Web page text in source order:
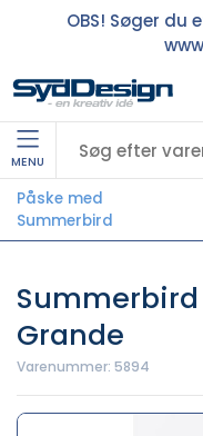
OBS! Søger du
MENU
Påske med
Summerbird
Grande
Varenummer: 5894